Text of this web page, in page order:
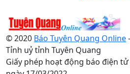
© 2020 Báo Tuyên Quang Online
Tỉnh uỷ tỉnh Tuyên Quang
Giấy phép hoạt động báo điện tử